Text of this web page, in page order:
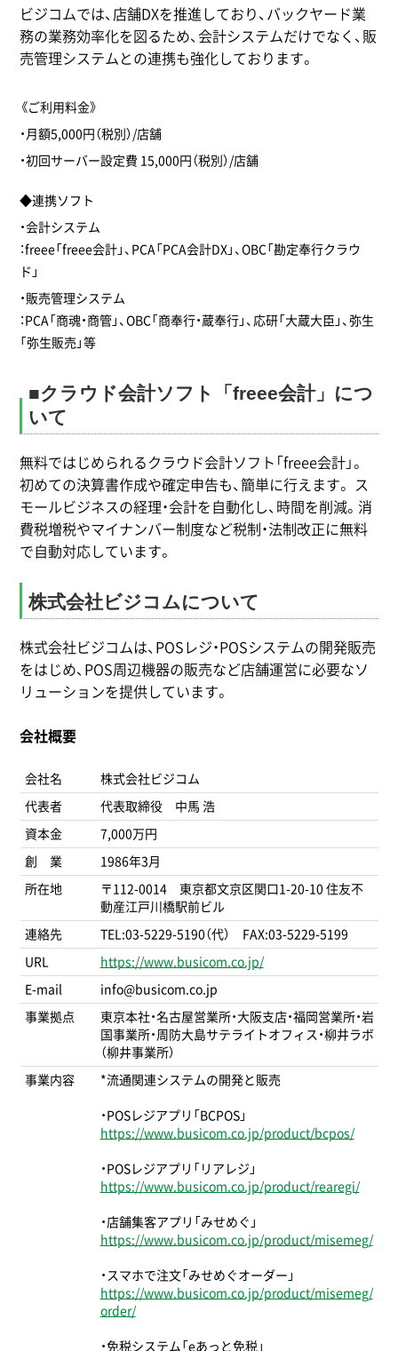
ビジコムでは、店舗DXを推進しており、バックヤード業
務の業務効率化を図るため、会計システムだけでなく、販
売管理システムとの連携も強化しております。
《ご利用料金》
・月額5,000円（税別）/店舗
・初回サーバー設定費 15,000円（税別）/店舗
◆連携ソフト
・会計システム
：freee「freee会計」、PCA「PCA会計DX」、OBC「勘定奉行クラウ
ド」
・販売管理システム
：PCA「商魂・商管」、OBC「商奉行・蔵奉行」、応研「大蔵大臣」、弥生
「弥生販売」等
■クラウド会計ソフト「freee会計」につ
いて
無料ではじめられるクラウド会計ソフト「freee会計」。
初めての決算書作成や確定申告も、簡単に行えます。 ス
モールビジネスの経理・会計を自動化し、時間を削減。消
費税増税やマイナンバー制度など税制・法制改正に無料
で自動対応しています。
株式会社ビジコムについて
株式会社ビジコムは、POSレジ・POSシステムの開発販売
をはじめ、POS周辺機器の販売など店舗運営に必要なソ
リューションを提供しています。
会社概要
会社名 株式会社ビジコム
代表者 代表取締役 中馬 浩
資本金 7,000万円
創 業 1986年3月
所在地
〒112-0014 東京都文京区関口1-20-10 住友不
動産江戸川橋駅前ビル
連絡先 TEL:03-5229-5190（代） FAX:03-5229-5199
URL https://www.busicom.co.jp/
E-mail info@busicom.co.jp
事業拠点
東京本社・名古屋営業所・大阪支店・福岡営業所・岩
国事業所・周防大島サテライトオフィス・柳井ラボ
（柳井事業所）
事業内容 *流通関連システムの開発と販売
・POSレジアプリ「BCPOS」
https://www.busicom.co.jp/product/bcpos/
・POSレジアプリ「リアレジ」
https://www.busicom.co.jp/product/rearegi/
・店舗集客アプリ「みせめぐ」
https://www.busicom.co.jp/product/misemeg/
・スマホで注文「みせめぐオーダー」
https://www.busicom.co.jp/product/misemeg/
order/
・免税システム「eあっと免税」